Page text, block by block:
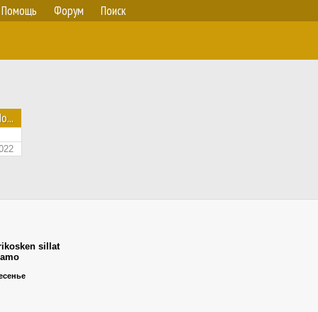
Помощь Форум Поиск
sillat